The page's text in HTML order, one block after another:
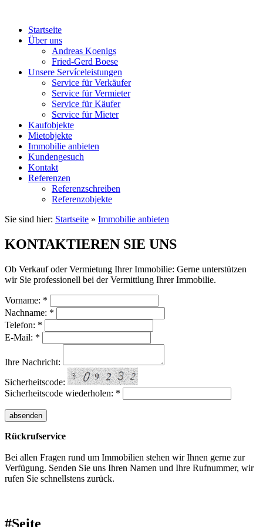
Startseite
Über uns
Andreas Koenigs
Fried-Gerd Boese
Unsere Servíceleistungen
Service für Verkäufer
Service für Vermieter
Service für Käufer
Service für Mieter
Kaufobjekte
Mietobjekte
Immobilie anbieten
Kundengesuch
Kontakt
Referenzen
Referenzschreiben
Referenzobjekte
Sie sind hier: Startseite » Immobilie anbieten
KONTAKTIEREN SIE UNS
Ob Verkauf oder Vermietung Ihrer Immobilie: Gerne unterstützen
wir Sie professionell bei der Vermittlung Ihrer Immobilie.
Vorname: *
Nachname: *
Telefon: *
E-Mail: *
Ihre Nachricht:
Sicherheitscode:
Sicherheitscode wiederholen: *
Rückrufservice
Bei allen Fragen rund um Immobilien stehen wir Ihnen gerne zur
Verfügung. Senden Sie uns Ihren Namen und Ihre Rufnummer, wir
rufen Sie schnellstens zurück.
#Seite